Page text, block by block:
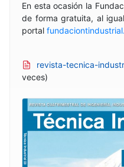
En esta ocasión la
de forma gratuita, al
portal
revista-tecnica-
veces)